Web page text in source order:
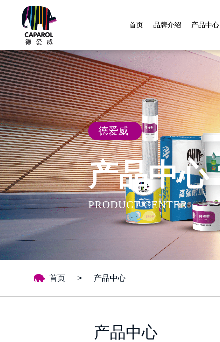
首页 品牌介绍 产品中心
德爱威
产品中心
PRODUCT CENTER
首页 > 产品中心
产品中心